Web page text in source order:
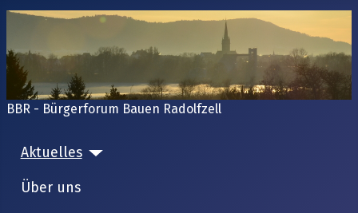
BBR - Bürgerforum Bauen Radolfzell
Aktuelles
Über uns